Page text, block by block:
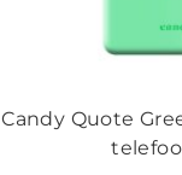
Candy Quote